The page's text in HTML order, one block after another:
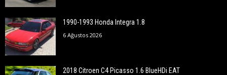
1990-1993 Honda Integra 1.8
6 Ağustos 2026
2018 Citroen C4 Picasso 1.6 BlueHDi EAT